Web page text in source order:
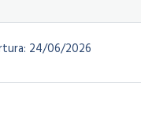
24/06/2026